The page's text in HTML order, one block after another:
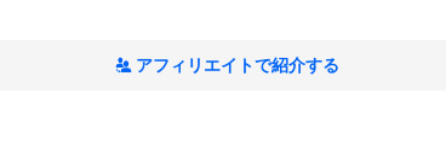
アフィリエイトで紹介する